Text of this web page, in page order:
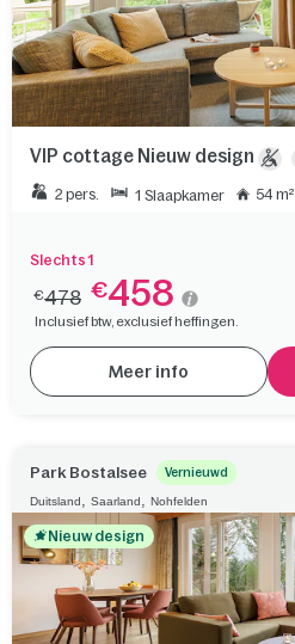
VIP cottage Nieuw design
2 pers. 1 Slaapkamer 54 m²
Slechts 1
€478 €458
Inclusief btw, exclusief heffingen.
Meer info
Park Bostalsee Vernieuwd
Duitsland, Saarland, Nohfelden
Nieuw design